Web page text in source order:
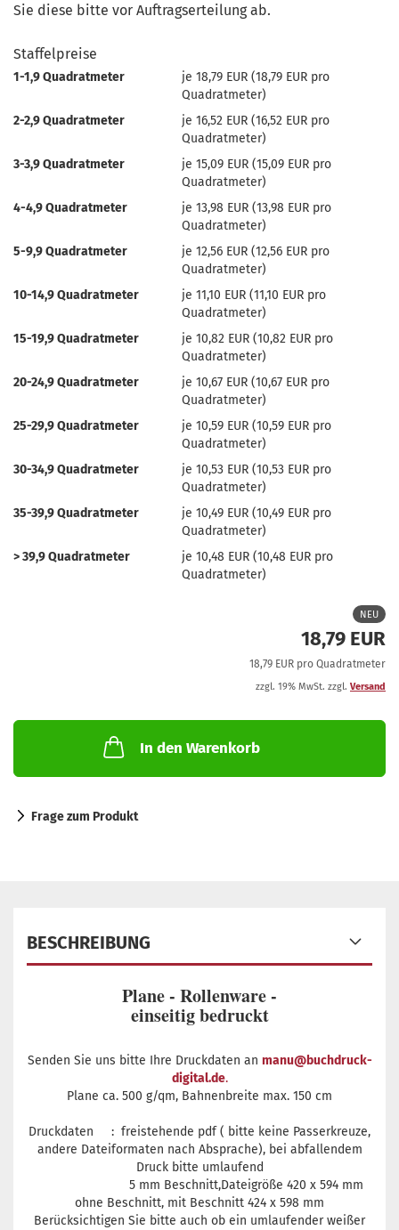
Sie diese bitte vor Auftragserteilung ab.
Staffelpreise
1-1,9 Quadratmeter
je 18,79 EUR (18,79 EUR pro
Quadratmeter)
2-2,9 Quadratmeter
je 16,52 EUR (16,52 EUR pro
Quadratmeter)
3-3,9 Quadratmeter
je 15,09 EUR (15,09 EUR pro
Quadratmeter)
4-4,9 Quadratmeter
je 13,98 EUR (13,98 EUR pro
Quadratmeter)
5-9,9 Quadratmeter
je 12,56 EUR (12,56 EUR pro
Quadratmeter)
10-14,9 Quadratmeter
je 11,10 EUR (11,10 EUR pro
Quadratmeter)
15-19,9 Quadratmeter
je 10,82 EUR (10,82 EUR pro
Quadratmeter)
20-24,9 Quadratmeter
je 10,67 EUR (10,67 EUR pro
Quadratmeter)
25-29,9 Quadratmeter
je 10,59 EUR (10,59 EUR pro
Quadratmeter)
30-34,9 Quadratmeter
je 10,53 EUR (10,53 EUR pro
Quadratmeter)
35-39,9 Quadratmeter
je 10,49 EUR (10,49 EUR pro
Quadratmeter)
> 39,9 Quadratmeter
je 10,48 EUR (10,48 EUR pro
Quadratmeter)
NEU
18,79 EUR
18,79 EUR pro Quadratmeter
zzgl. 19% MwSt. zzgl. Versand
In den Warenkorb
Frage zum Produkt
BESCHREIBUNG
Plane - Rollenware -
einseitig bedruckt
Senden Sie uns bitte Ihre Druckdaten an manu@buchdruck-
digital.de.
Plane ca. 500 g/qm, Bahnenbreite max. 150 cm
Druckdaten : freistehende pdf ( bitte keine Passerkreuze,
andere Dateiformaten nach Absprache), bei abfallendem
Druck bitte umlaufend
5 mm Beschnitt,Dateigröße 420 x 594 mm
ohne Beschnitt, mit Beschnitt 424 x 598 mm
Berücksichtigen Sie bitte auch ob ein umlaufender weißer